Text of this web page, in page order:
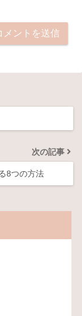
次の記事
8つの方法